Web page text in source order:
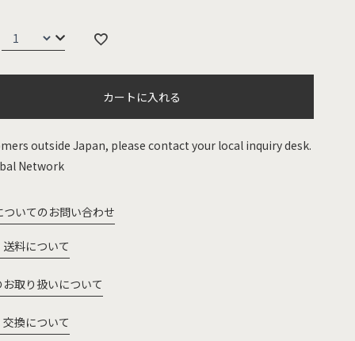
カートに入れる
outside Japan, please contact your local inquiry desk.
Network
ついてのお問い合わせ
料について
お取り扱いについて
換について